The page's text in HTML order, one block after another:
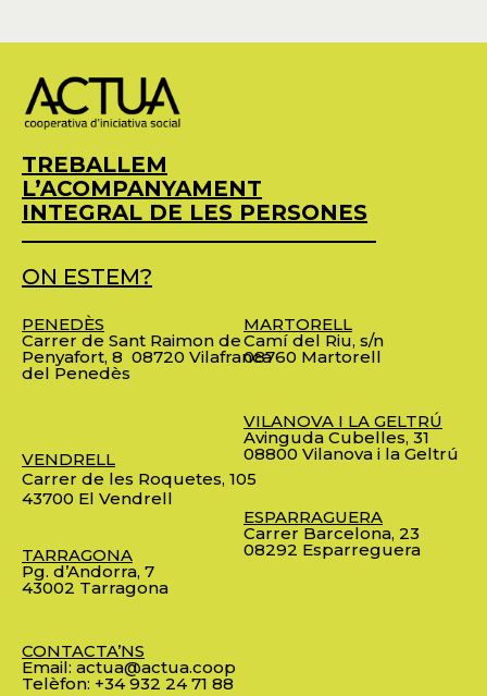
TREBALLEM
L’ACOMPANYAMENT
INTEGRAL DE LES PERSONES
ON ESTEM?
PENEDÈS
Carrer de Sant Raimon de
Penyafort, 8 08720 Vilafranca
del Penedès
VENDRELL
Carrer de les Roquetes, 105
43700 El Vendrell
TARRAGONA
Pg. d’Andorra, 7
43002 Tarragona
CONTACTA’NS
Email: actua@actua.coop
Telèfon: +34 932 24 71 88
MARTORELL
Camí del Riu, s/n
08760 Martorell
VILANOVA I LA GELTRÚ
Avinguda Cubelles, 31
08800 Vilanova i la Geltrú
ESPARRAGUERA
Carrer Barcelona, 23
08292 Esparreguera